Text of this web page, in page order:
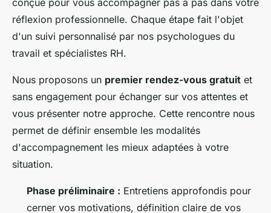
conçue pour vous accompagner pas à pas dans votre
réflexion professionnelle. Chaque étape fait l'objet
d'un suivi personnalisé par nos psychologues du
travail et spécialistes RH.
Nous proposons un premier rendez-vous gratuit et
sans engagement pour échanger sur vos attentes et
vous présenter notre approche. Cette rencontre nous
permet de définir ensemble les modalités
d'accompagnement les mieux adaptées à votre
situation.
Phase préliminaire : Entretiens approfondis pour
cerner vos motivations, définition claire de vos